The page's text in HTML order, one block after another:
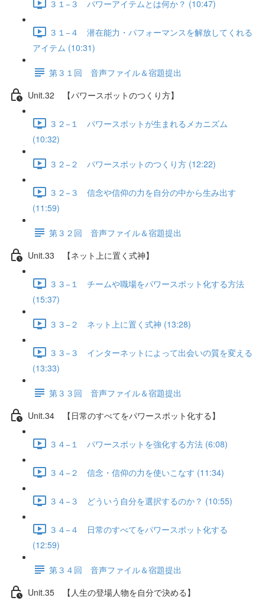
３１−３ パワーアイテムとは何か？ (10:47)
３１−４ 潜在能力・パフォーマンスを解放してくれる
アイテム (10:31)
第３１回 音声ファイル＆宿題提出
Unit.32 【パワースポットのつくり方】
３２−１ パワースポットが生まれるメカニズム
(10:32)
３２−２ パワースポットのつくり方 (12:22)
３２−３ 信念や信仰の力を自分の中から生み出す
(11:59)
第３２回 音声ファイル＆宿題提出
Unit.33 【ネット上に置く式神】
３３−１ チームや職場をパワースポット化する方法
(15:37)
３３−２ ネット上に置く式神 (13:28)
３３−３ インターネットによって出会いの質を変える
(13:33)
第３３回 音声ファイル＆宿題提出
Unit.34 【日常のすべてをパワースポット化する】
３４−１ パワースポットを強化する方法 (6:08)
３４−２ 信念・信仰の力を使いこなす (11:34)
３４−３ どういう自分を選択するのか？ (10:55)
３４−４ 日常のすべてをパワースポット化する
(12:59)
第３４回 音声ファイル＆宿題提出
Unit.35 【人生の登場人物を自分で決める】